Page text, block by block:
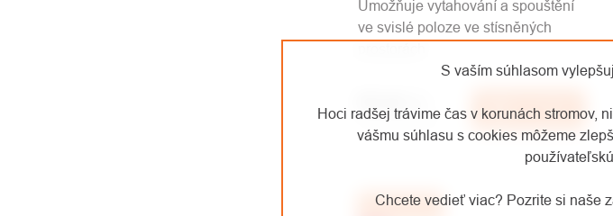
S vaším súhlasom
Hoci radšej trávime čas v korunách stromov,
vášmu súhlasu s cookies môžeme
Chcete vedieť viac? Pozrite si naše
€75,60 bez DPH
Do košíka
Umožňuje vytahování a spouštění
ve svislé poloze ve stísněných
Odporúčame